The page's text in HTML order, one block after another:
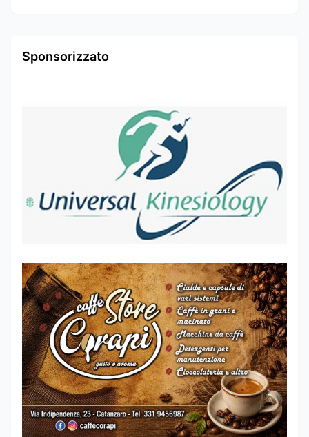
Sponsorizzato